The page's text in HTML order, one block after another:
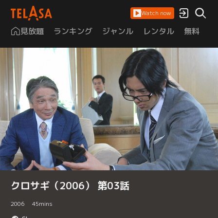
Watch now
見放題 ランキング ジャンル レンタル 無料
クロサギ（2006） 第03話
2006 45mins